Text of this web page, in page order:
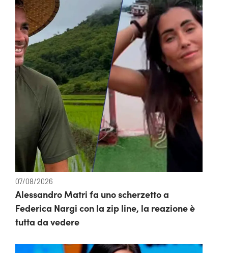
07/08/2026
Alessandro Matri fa uno scherzetto a
Federica Nargi con la zip line, la reazione è
tutta da vedere